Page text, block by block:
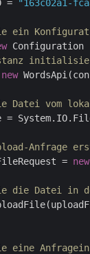
= "163c02a1-
ein
new
Datei vom
Anfrage
= new
die Datei in